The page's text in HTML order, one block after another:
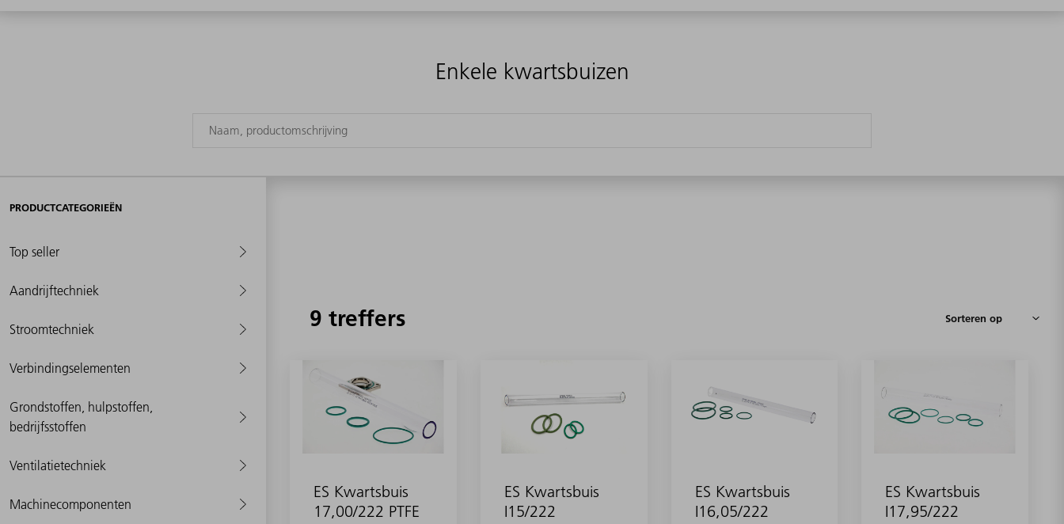
Enkele kwartsbuizen
PRODUCTCATEGORIEËN
Top seller
Aandrijftechniek
Stroomtechniek
Verbindingselementen
Grondstoffen, hulpstoffen,
bedrijfsstoffen
Ventilatietechniek
Machinecomponenten
9 treffers
ES Kwartsbuis
17,00/222 PTFE
ES Kwartsbuis
I15/222
ES Kwartsbuis
I16,05/222
ES Kwartsbuis
I17,95/222